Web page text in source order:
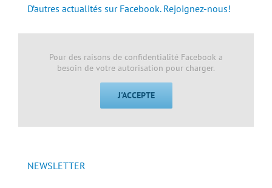
D’autres actualités sur Facebook. Rejoignez-nous!
Pour des raisons de confidentialité Facebook a
besoin de votre autorisation pour charger.
J'ACCEPTE
NEWSLETTER